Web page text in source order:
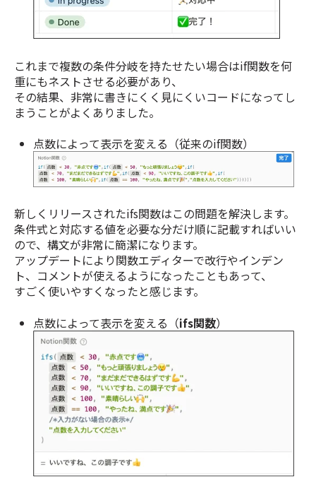
これまで複数の条件分岐を持たせたい場合はif関数を何
重にもネストさせる必要があり、
その結果、非常に書きにくく見にくいコードになってし
まうことがよくありました。
点数によって表示を変える（従来のif関数）
新しくリリースされたifs関数はこの問題を解決します。
条件式と対応する値を必要な分だけ順に記載すればいい
ので、構文が非常に簡潔になります。
アップデートにより関数エディターで改行やインデン
ト、コメントが使えるようになったこともあって、
すごく使いやすくなったと感じます。
点数によって表示を変える（ifs関数）